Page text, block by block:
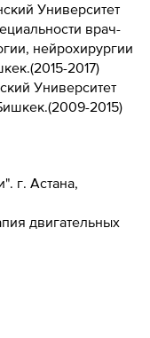
Университет
врач-
нейрохирургии
(2015-2017)
Университет
(2009-2015)
г. Астана,
двигательных